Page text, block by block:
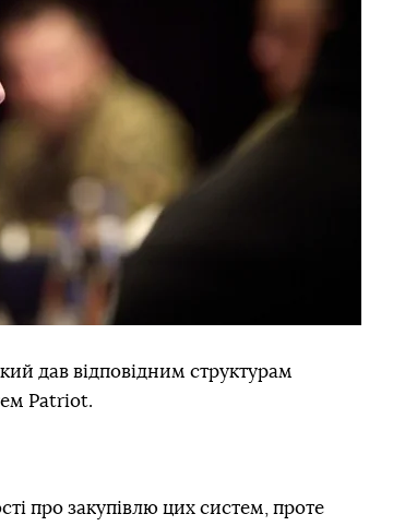
дав відповідним структурам
Patriot.
про закупівлю цих систем, проте